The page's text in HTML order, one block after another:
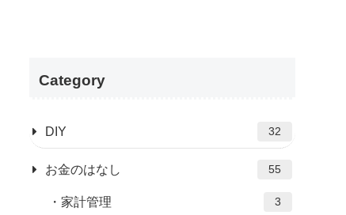
Category
DIY 32
お金のはなし 55
家計管理 3